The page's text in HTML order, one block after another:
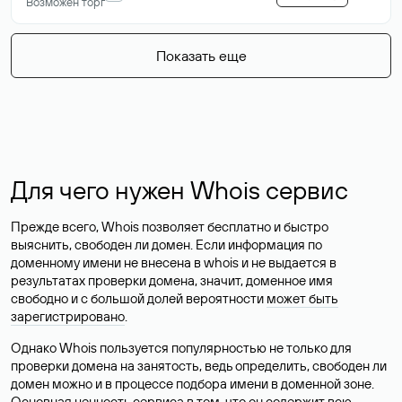
Показать еще
Для чего нужен Whois сервис
Прежде всего, Whois позволяет бесплатно и быстро
выяснить, свободен ли домен. Если информация по
доменному имени не внесена в whois и не выдается в
результатах проверки домена, значит, доменное имя
свободно и с большой долей вероятности может быть
зарегистрировано.
Однако Whois пользуется популярностью не только для
проверки домена на занятость, ведь определить, свободен ли
домен можно и в процессе подбора имени в доменной зоне.